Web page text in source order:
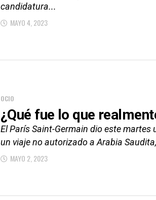
candidatura...
MAYO 4, 2023
OCIO
¿Qué fue lo que
El París Saint-Germain dio este
un viaje no autorizado a Arabia
MAYO 2, 2023